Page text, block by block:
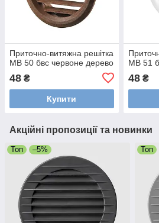
Приточно-витяжна решітка
МВ 50 бвс червоне дерево
48 ₴
Купити
МВ 51
48₴
Акційні пропозиції та новинки
Топ –5% Топ